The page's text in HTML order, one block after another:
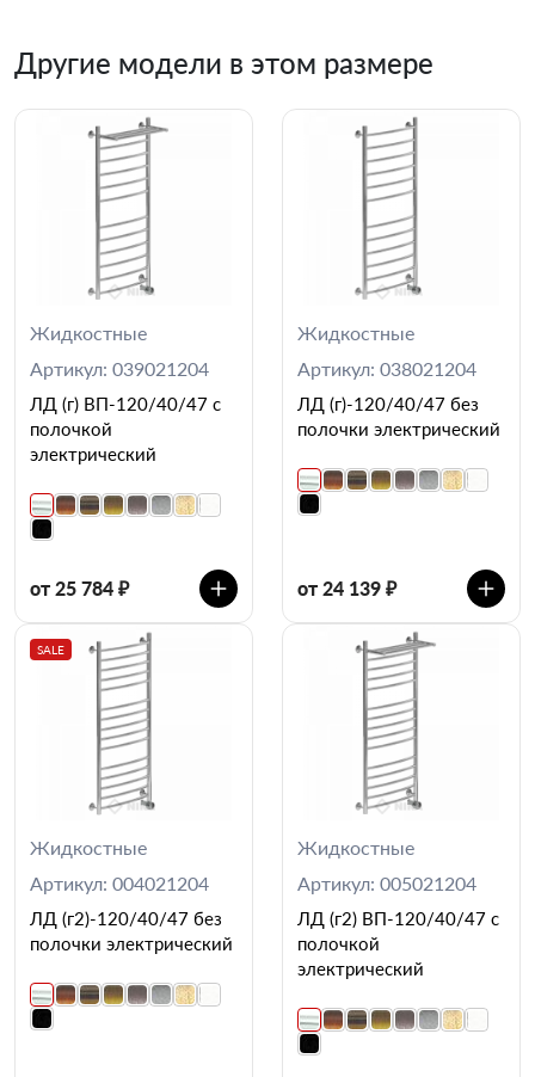
Другие модели в этом размере
Жидкостные
Артикул: 039021204
ЛД (г) ВП-120/40/47 с
полочкой
электрический
от 25 784 ₽
Жидкостные
Артикул: 038021204
ЛД (г)-120/40/47 без
полочки электрический
от 24 139 ₽
SALE
Жидкостные
Артикул: 004021204
ЛД (г2)-120/40/47 без
полочки электрический
Жидкостные
Артикул: 005021204
ЛД (г2) ВП-120/40/47 с
полочкой
электрический